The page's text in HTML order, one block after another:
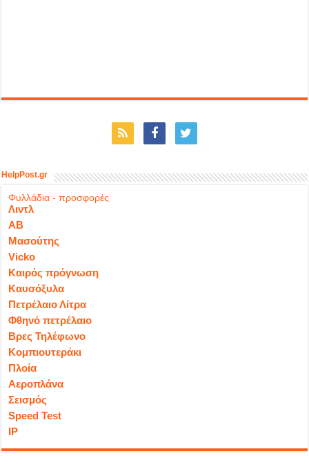
HelpPost.gr
Φυλλάδια - προσφορές
Λιντλ
ΑΒ
Μασούτης
Vicko
Καιρός πρόγνωση
Καυσόξυλα
Πετρέλαιο Λίτρα
Φθηνό πετρέλαιο
Βρες Τηλέφωνο
Κομπιουτεράκι
Πλοία
Αεροπλάνα
Σεισμός
Speed Test
IP